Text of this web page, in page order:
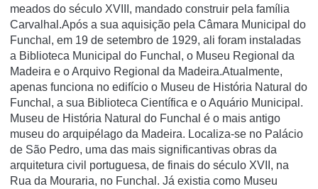
meados do século XVIII, mandado construir pela família
Carvalhal.Após a sua aquisição pela Câmara Municipal do
Funchal, em 19 de setembro de 1929, ali foram instaladas
a Biblioteca Municipal do Funchal, o Museu Regional da
Madeira e o Arquivo Regional da Madeira.Atualmente,
apenas funciona no edifício o Museu de História Natural do
Funchal, a sua Biblioteca Científica e o Aquário Municipal.
Museu de História Natural do Funchal é o mais antigo
museu do arquipélago da Madeira. Localiza-se no Palácio
de São Pedro, uma das mais significantivas obras da
arquitetura civil portuguesa, de finais do século XVII, na
Rua da Mouraria, no Funchal. Já existia como Museu